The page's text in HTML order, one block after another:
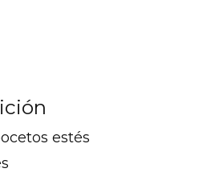
estés